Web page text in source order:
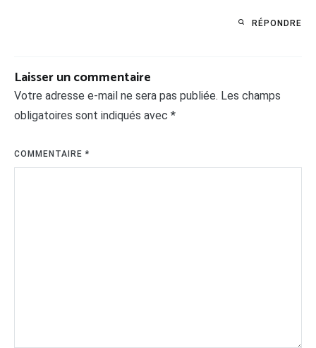
RÉPONDRE
Laisser un commentaire
Votre adresse e-mail ne sera pas publiée. Les champs
obligatoires sont indiqués avec *
COMMENTAIRE*